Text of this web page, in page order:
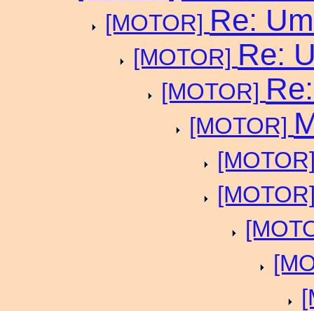
[MOTOR] Re:
[MOTOR] Re:
[MOTOR]
[MOTOR]